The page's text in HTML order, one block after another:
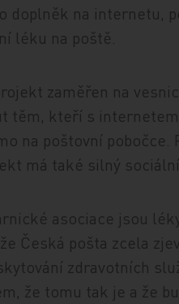
doplněk na internetu,
léku na poště.
zaměřen na
těm, kteří s
na poštovní
má také silný
asociace jsou
Česká pošta zcela
zdravotních
že tomu tak je a že